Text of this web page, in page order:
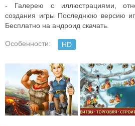
- Галерею с иллюстрациями,
создания игры Последнюю версию
Бесплатно на андроид скачать.
Особенности: HD